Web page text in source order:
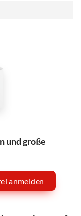
und große
anmelden